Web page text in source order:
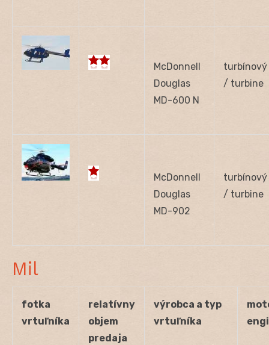
McDonnell
Douglas
MD-600 N
turbínový
/ turbine
McDonnell
Douglas
MD-902
turbínový
/ turbine
Mil
fotka
vrtuľníka
relatívny
objem
predaja
výrobca a typ
vrtuľníka